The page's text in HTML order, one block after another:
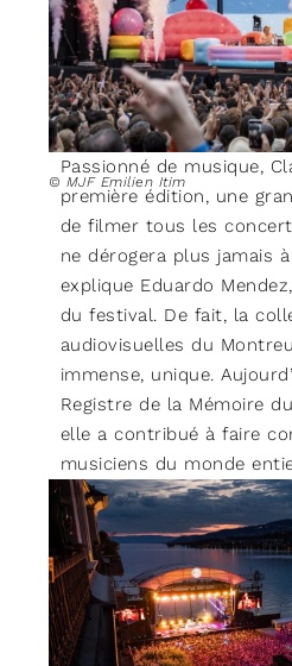
© MJF Emilien Itim
Passionné de musique,
première édition, une
de filmer tous les
ne dérogera plus jamais
explique Eduardo
du festival. De fait, la
audiovisuelles du
immense, unique.
Registre de la Mémoire du
elle a contribué à faire
musiciens du monde